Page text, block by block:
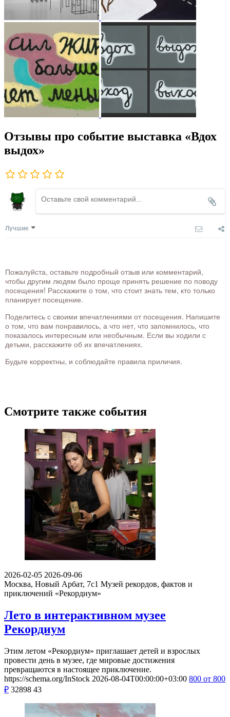
Отзывы про событие выставка «Вдох
выдох»
Лучшие
Пожалуйста, оставьте подробный отзыв или комментарий,
чтобы другим людям было проще принять решение по поводу
посещения! Расскажите о том, что стоит знать тем, кто только
планирует посещение.
Поделитесь с своими впечатлениями от посещения. Напишите
о том, что вам понравилось, а что нет, что запомнилось, что
показалось интересным или необычным. Если вы ходили с
детьми, расскажите об их впечатлениях.
Будьте корректны, и соблюдайте правила приличия.
Смотрите также события
2026-02-05 2026-09-06
Москва, Новый Арбат, 7с1 Музей рекордов, фактов и
приключений «Рекордиум»
Лето в интерактивном музее
Рекордиум
Этим летом «Рекордиум» приглашает детей и взрослых
провести день в музее, где мировые достижения
превращаются в настоящее приключение.
https://schema.org/InStock 2026-08-04T00:00:00+03:00 800 от 800
₽ 32898 43